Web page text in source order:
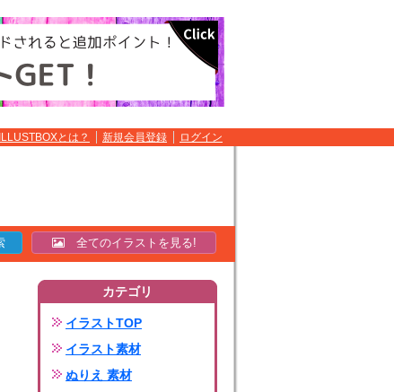
ILLUSTBOXとは？ 新規会員登録 ログイン
全てのイラストを見る!
カテゴリ
イラストTOP
イラスト素材
ぬりえ 素材